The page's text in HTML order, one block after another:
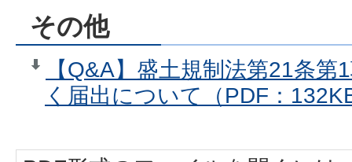
その他
【Q&A】盛土規制法第21条
く届出について（PDF：